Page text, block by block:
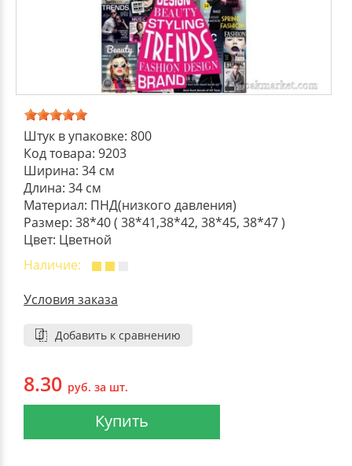
ПАКЕТЫ СЛАЙДЕРЫ И ЗИПЛОКИ ( ZIP
ПАКЕТЫ ПОЛИПРОПИЛЕНОВЫЕ
ПАКЕТЫ С ПЕТЛЕВЫМИ РУЧКАМИ
ПАКЕТЫ С ВЫРУБНЫМИ РУЧКАМИ
ПЛАСТИКОВЫЕ И БУМАЖНЫЕ ПАКЕТЫ
КУРЬЕРСКИЕ И ПОЧТОВЫЕ ПАКЕТЫ
ДЕКОРАТИВНЫЕ УКРАШЕНИЯ
УПАКОВКА ДЛЯ ТОРТОВ
УПАКОВКА ДЛЯ ЯИЦ
ВАТНО-БУМАЖНАЯ ПРОДУКЦИЯ
САЛФЕТКИ, ПОЛОТЕНЦА
САЛФЕТКИ ВЛАЖНЫЕ
ТУАЛЕТНАЯ БУМАГА
ИЗОЛЕНТЫ
КРЕППИРОВАННЫЕ ЛЕНТЫ
СКЛАДСКАЯ УПАКОВКА
СТИРАЛЬНЫЕ ПОРОШКИ
КОНДИЦИОНЕРЫ ДЛЯ БЕЛЬЯ
СРЕДСТВА ДЛЯ УБОРКИ И ЧИСТКИ
СРЕДСТВА ДЛЯ МЫТЬЯ ПОСУДЫ
НИКА
ФЛОРЕАЛЬ
СИНЕРГЕТИК
АВТОХИМИЯ
Штук в упаковке: 800
Код товара: 9203
Ширина: 34 см
Длина: 34 см
Материал: ПНД(низкого давления)
Размер: 38*40 ( 38*41,38*42, 38*45, 38*47 )
Цвет: Цветной
Наличие:
Условия заказа
Добавить к сравнению
8.30 руб. за шт.
Купить